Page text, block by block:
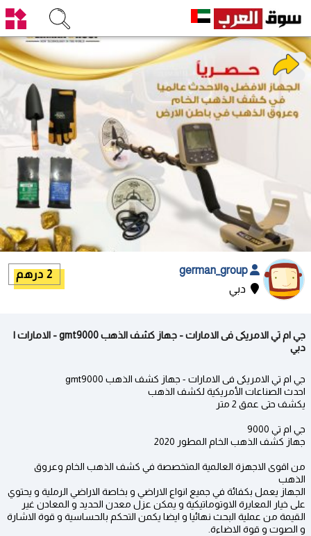
دبي
2 درهم
جي ام تي الامريكى فى الامارات - جهاز كشف الذهب gmt9000 - الامارات |
دبي
جي ام تي الامريكى فى الامارات - جهاز كشف الذهب gmt9000
احدث الصناعات الأمريكية لكشف الذهب
يكشف حتى عمق 2 متر
جي ام تي 9000
جهاز كشف الذهب الخام المطور 2020
من اقوى الاجهزة العالمية المتخصصة في كشف الذهب الخام وعروق
الذهب
الجهاز يعمل بكفائة في جميع انواع الاراضي و بخاصة الاراضي الرملية و يحتوي
على خيار المعايرة الاوتوماتيكية و يمكن عزل معدن الحديد و المعادن غير
القيمة من عملية البحث نهائيا و ايضا يكمن التحكم بالحساسية و قوة الاشارة
و الصوت و قوة الاضاءة.